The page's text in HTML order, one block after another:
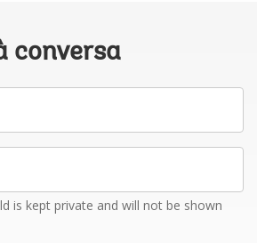
conversa
is kept private and will not be shown